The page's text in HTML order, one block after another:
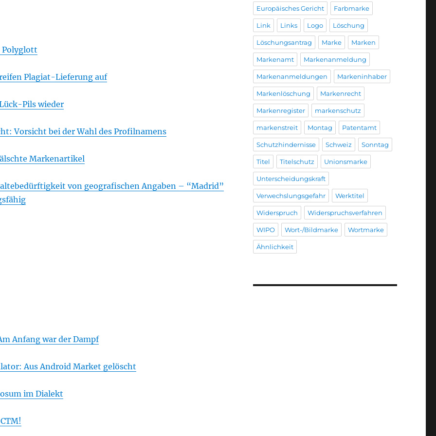
Polyglott
Plagiat-Lieferung auf
Pils wieder
Vorsicht bei der Wahl des Profilnamens
Markenartikel
von geografischen Angaben – “Madrid”
Anfang war der Dampf
Aus Android Market gelöscht
im Dialekt
Europäisches Gericht Farbmarke
Link Links Logo Löschung
Löschungsantrag Marke Marken
Markenamt Markenanmeldung
Markenanmeldungen Markeninhaber
Markenlöschung Markenrecht
Markenregister markenschutz
markenstreit Montag Patentamt
Schutzhindernisse Schweiz Sonntag
Titel Titelschutz Unionsmarke
Unterscheidungskraft
Verwechslungsgefahr Werktitel
Widerspruch Widerspruchsverfahren
WIPO Wort-/Bildmarke Wortmarke
Ähnlichkeit